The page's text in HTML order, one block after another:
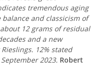
tremendous aging
and classicism of
12 grams of residual
and a new
12% stated
2023. Robert